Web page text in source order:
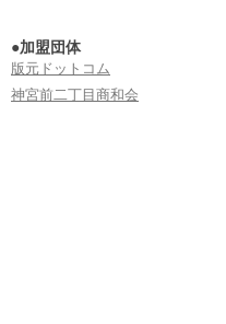
●加盟団体
版元ドットコム
神宮前二丁目商和会